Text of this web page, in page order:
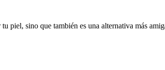
piel, sino que también es una alternativa más